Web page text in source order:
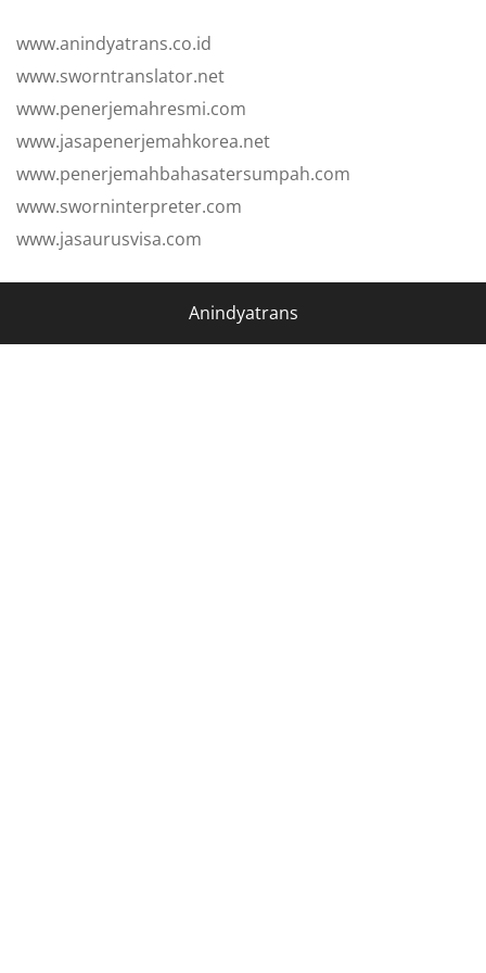
www.anindyatrans.co.id
www.sworntranslator.net
www.penerjemahresmi.com
www.jasapenerjemahkorea.net
www.penerjemahbahasatersumpah.com
www.sworninterpreter.com
www.jasaurusvisa.com
Anindyatrans